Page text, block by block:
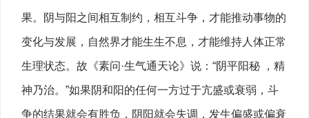
果。阴与阳之间相互制约，相互斗争，才能推动事物的
变化与发展，自然界才能生生不息，才能维持人体正常
生理状态。故《素问·生气通天论》说：“阴平阳秘 ，精
神乃治。”如果阴和阳的任何一方过于亢盛或衰弱，斗
争的结果就会有胜负，阴阳就会失调，发生偏盛或偏衰